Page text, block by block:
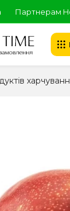
Партнерам